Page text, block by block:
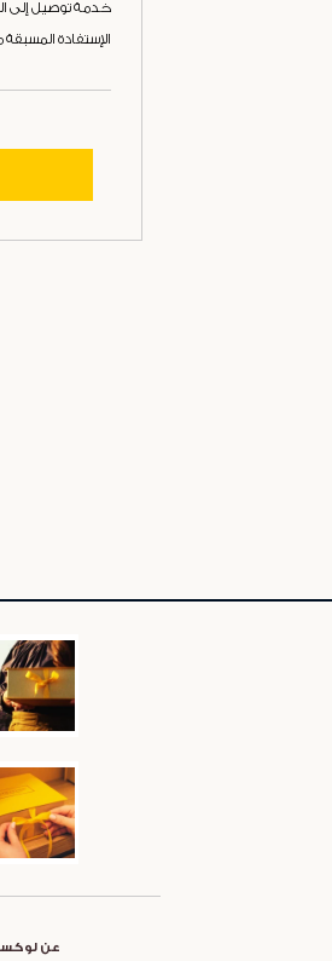
خدمة توصيل إلى
الإستفادة
عن